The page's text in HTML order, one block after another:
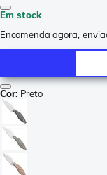
Em stock
Encomenda agora,
Cor: Preto